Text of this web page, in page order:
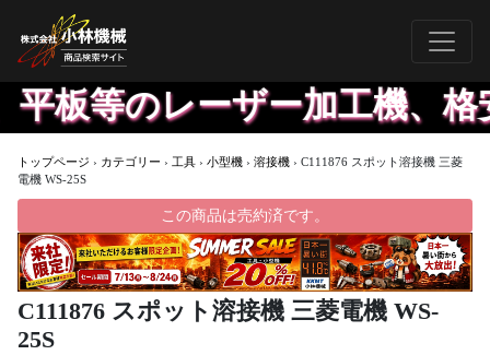
レーザー加工機、格安
トップページ › カテゴリー › 工具 › 小型機 › 溶接機 › C111876 スポット溶接機 三菱
電機 WS-25S
この商品は売約済です。
C111876 スポット溶接機 三菱電機 WS-
25S